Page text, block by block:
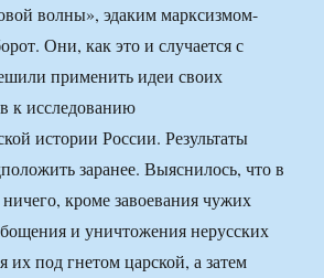
волны», эдаким марксизмом-
Они, как это и случается с
применить идеи своих
к исследованию
истории России. Результаты
заранее. Выяснилось, что в
кроме завоевания чужих
и уничтожения нерусских
их под гнетом царской, а затем